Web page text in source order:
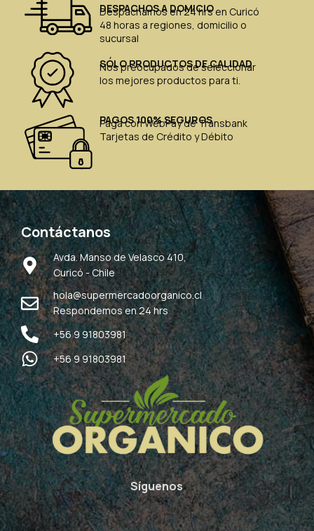
DESPACHOS A DOMICIO
Despachamos en 24 hrs en Curicó
48 horas a regiones, domicilio o
sucursal
SÓLO PRODUCTOS DE CALIDAD
Nos preocupados de seleccionar
los mejores productos para ti.
PAGOS 100% SEGUROS
Paga con WebPay de Transbank
Tarjetas de Crédito y Débito
Contáctanos
Avda. Manso de Velasco 410,
Curicó - Chile
hola@supermercadoorganico.cl
Respondemos en 24 hrs
+56 9 91803981
+56 9 91803981
Síguenos